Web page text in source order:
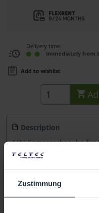
Zustimmung
Delivery time:
immediately from
Add to wishlist
Description
1/4" Kameraschraube für
Media